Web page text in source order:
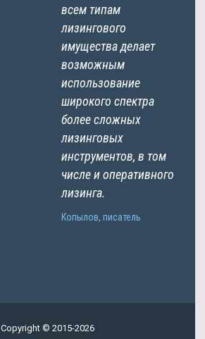
всем типам
лизингового
имущества делает
возможным
использование
широкого спектра
более сложных
лизинговых
инструментов, в том
числе и оперативного
лизинга.
Копылов, писатель
Copyright © 2015-2026